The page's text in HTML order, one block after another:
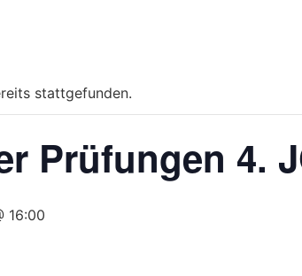
stattgefunden.
Prüfungen 4.
16:00